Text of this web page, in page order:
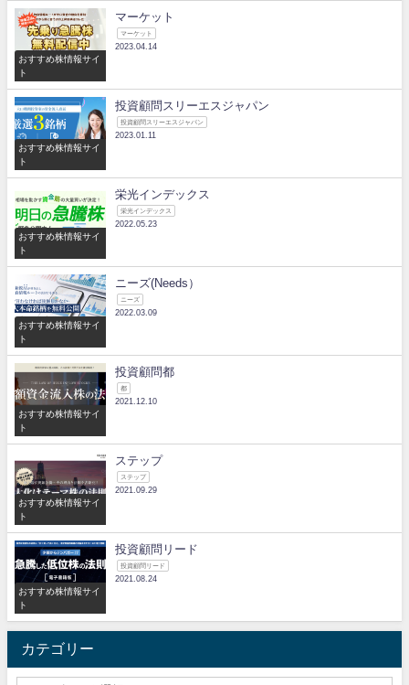
おすすめ株情報サイ
ト
マーケット
マーケット
2023.04.14
おすすめ株情報サイ
ト
投資顧問スリーエスジャパン
投資顧問スリーエスジャパン
2023.01.11
おすすめ株情報サイ
ト
栄光インデックス
栄光インデックス
2022.05.23
おすすめ株情報サイ
ト
ニーズ(Needs）
ニーズ
2022.03.09
おすすめ株情報サイ
ト
投資顧問都
都
2021.12.10
おすすめ株情報サイ
ト
ステップ
ステップ
2021.09.29
おすすめ株情報サイ
ト
投資顧問リード
投資顧問リード
2021.08.24
カテゴリー